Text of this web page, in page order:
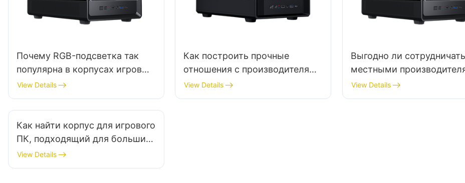
Почему RGB-подсветка так
популярна в корпусах игровых
ПК?
View Details
Как построить прочные
отношения с производителями
корпусов для игровых ПК?
View Details
Выгодно ли
местными
корпусов для ПК?
View Details
Как найти корпус для игрового
ПК, подходящий для больших
процессорных кулеров?
View Details